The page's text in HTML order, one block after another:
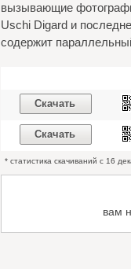
вызывающие
Uschi Digard и
содержит
Скачать
Скачать
* статистика скачиваний с 16
вам